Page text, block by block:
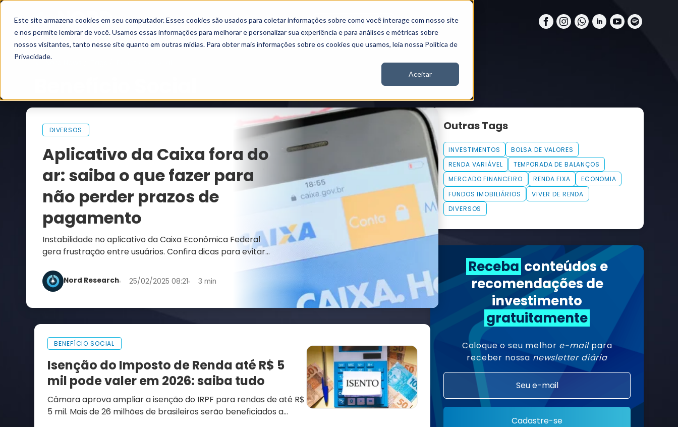
Este site armazena cookies em seu computador. Esses cookies são usados para coletar informações sobre como você interage com nosso site
e nos permite lembrar de você. Usamos essas informações para melhorar e personalizar sua experiência e para análises e métricas sobre
nossos visitantes, tanto nesse site quanto em outras mídias. Para obter mais informações sobre os cookies que usamos, leia nossa Política de
Privacidade.
Aceitar
Grupo Nord Analistas Vídeos Stories Inscreva-se
DIVERSOS
Aplicativo da Caixa fora do
ar: saiba o que fazer para
não perder prazos de
pagamento
Instabilidade no aplicativo da Caixa Econômica Federal
gera frustração entre usuários. Confira dicas para evitar
Nord Research 25/02/2025 08:21 3 min
BENEFÍCIO SOCIAL
Isenção do Imposto de Renda até R$ 5
mil pode valer em 2026: saiba tudo
Câmara aprova ampliar a isenção do IRPF para rendas de até R$
5 mil. Mais de 26 milhões de brasileiros serão beneficiados a
Outras Tags
INVESTIMENTOS
BOLSA DE VALORES
RENDA VARIÁVEL
TEMPORADA DE BALANÇOS
MERCADO FINANCEIRO
RENDA FIXA
ECONOMIA
FUNDOS IMOBILIÁRIOS
VIVER DE RENDA
DIVERSOS
Receba conteúdos e
recomendações de
investimento
gratuitamente
Coloque o seu melhor e-mailpara
receber nossa newsletter diária
Cadastre-se